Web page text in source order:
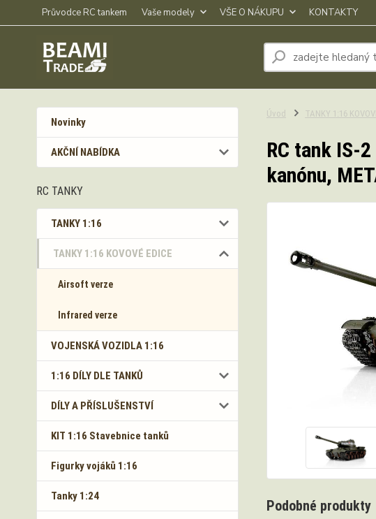
Průvodce RC tankem Vaše modely VŠE O NÁKUPU KONTAKTY
Novinky
AKČNÍ NABÍDKA
RC TANKY
TANKY 1:16
TANKY 1:16 KOVOVÉ EDICE
Airsoft verze
Infrared verze
VOJENSKÁ VOZIDLA 1:16
1:16 DÍLY DLE TANKŮ
DÍLY A PŘÍSLUŠENSTVÍ
KIT 1:16 Stavebnice tanků
Figurky vojáků 1:16
Tanky 1:24
Úvod TANKY 1:16
RC tank IS-
kanónu,
Podobné produkty